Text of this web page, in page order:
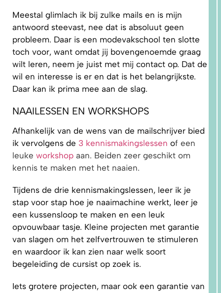
Meestal glimlach ik bij zulke mails en is mijn
antwoord steevast, nee dat is absoluut geen
probleem. Daar is een modevakschool ten slotte
toch voor, want omdat jij bovengenoemde graag
wilt leren, neem je juist met mij contact op. Dat de
wil en interesse is er en dat is het belangrijkste.
Daar kan ik prima mee aan de slag.
NAAILESSEN EN WORKSHOPS
Afhankelijk van de wens van de mailschrijver bied
ik vervolgens de 3 kennismakingslessen of een
leuke workshop aan. Beiden zeer geschikt om
kennis te maken met het naaien.
Tijdens de drie kennismakingslessen, leer ik je
stap voor stap hoe je naaimachine werkt, leer je
een kussensloop te maken en een leuk
opvouwbaar tasje. Kleine projecten met garantie
van slagen om het zelfvertrouwen te stimuleren
en waardoor ik kan zien naar welk soort
begeleiding de cursist op zoek is.
Iets grotere projecten, maar ook een garantie van
TUTORIALS